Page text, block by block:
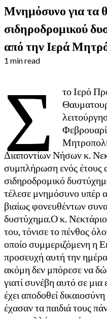
Μνημόσυνο για τα
σιδηροδρομικού
από την Ιερά
1 min read
Σ
το Ιερό
Διαποντίων Νήσων κ.
συμπλήρωση ενός έτους
σιδηροδρομικό
τέλεσε μνημόσυνο
βιαίως φονευθέντων
δυστύχημα.Ο κ.
του, τόνισε το πένθος
οποίο συμμεριζόμενη η
προσευχή αυτή την
ακόμη δεν μπόρεσε να
γιατί συνέβη αυτό σε
έχει αποδοθεί
έχασαν τα παιδιά τους